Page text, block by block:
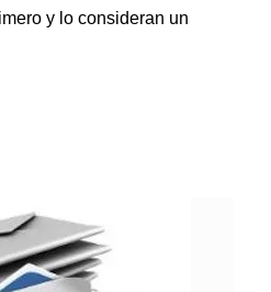
y lo consideran un